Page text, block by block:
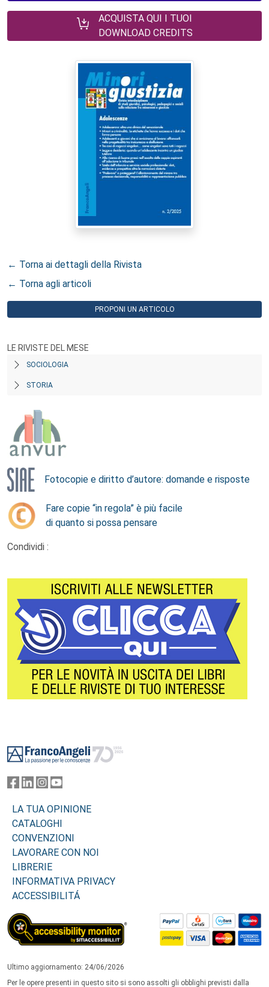
ACQUISTA QUI I TUOI
DOWNLOAD CREDITS
← Torna ai dettagli della Rivista
← Torna agli articoli
PROPONI UN ARTICOLO
LE RIVISTE DEL MESE
SOCIOLOGIA
STORIA
Fotocopie e diritto d’autore: domande e risposte
Fare copie “in regola” è più facile
di quanto si possa pensare
Condividi :
LA TUA OPINIONE
CATALOGHI
CONVENZIONI
LAVORARE CON NOI
LIBRERIE
INFORMATIVA PRIVACY
ACCESSIBILITÁ
Ultimo aggiornamento: 24/06/2026
Per le opere presenti in questo sito si sono assolti gli obblighi previsti dalla